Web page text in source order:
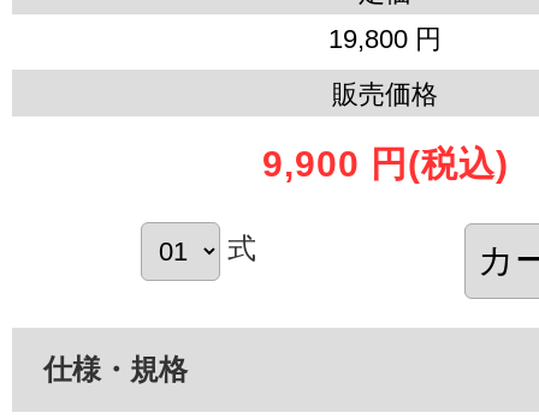
19,800 円
販売価格
9,900 円 (税込)
式
仕様・規格